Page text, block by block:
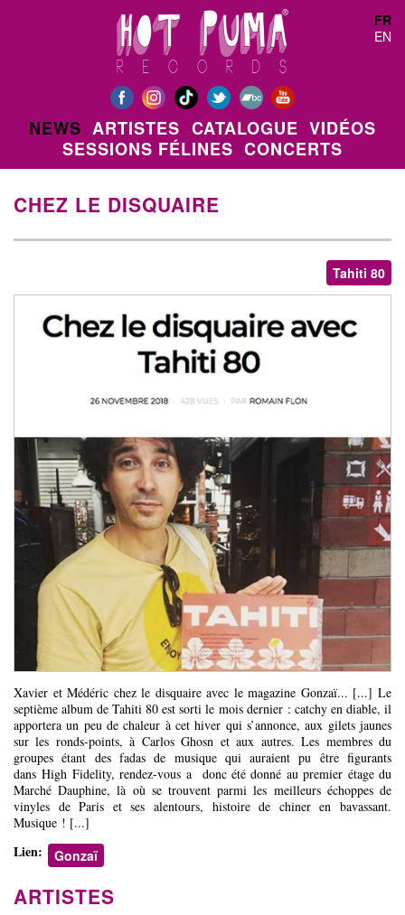
FR
EN
NEWS ARTISTES CATALOGUE VIDÉOS
SESSIONS FÉLINES CONCERTS
CHEZ LE DISQUAIRE
Tahiti 80
Xavier et Médéric chez le disquaire avec le magazine Gonzaï... [...] Le
septième album de Tahiti 80 est sorti le mois dernier : catchy en diable, il
apportera un peu de chaleur à cet hiver qui s’annonce, aux gilets jaunes
sur les ronds-points, à Carlos Ghosn et aux autres. Les membres du
groupes étant des fadas de musique qui auraient pu être figurants
dans High Fidelity, rendez-vous a donc été donné au premier étage du
Marché Dauphine, là où se trouvent parmi les meilleurs échoppes de
vinyles de Paris et ses alentours, histoire de chiner en bavassant.
Musique ! [...]
Lien: Gonzaï
ARTISTES